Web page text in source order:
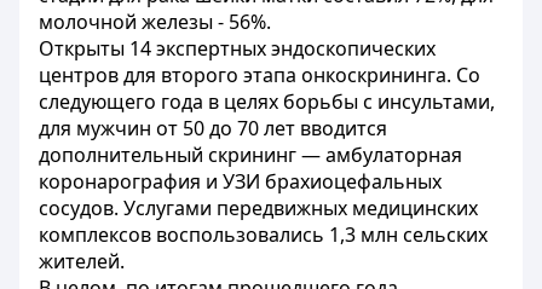
молочной железы - 56%.
Открыты 14 экспертных эндоскопических
центров для второго этапа онкоскрининга. Со
следующего года в целях борьбы с инсультами,
для мужчин от 50 до 70 лет вводится
дополнительный скрининг — амбулаторная
коронарография и УЗИ брахиоцефальных
сосудов. Услугами передвижных медицинских
комплексов воспользовались 1,3 млн сельских
жителей.